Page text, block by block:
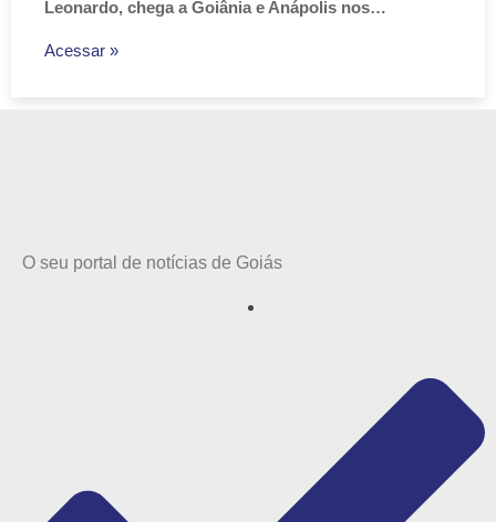
Leonardo, chega a Goiânia e Anápolis nos…
Acessar »
O seu portal de notícias de Goiás